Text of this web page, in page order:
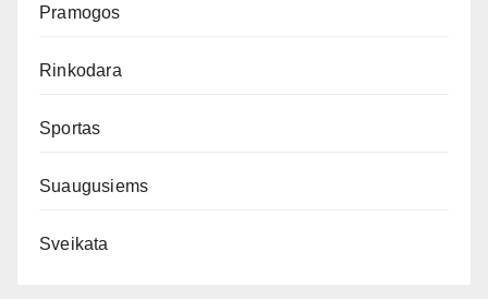
Pramogos
Rinkodara
Sportas
Suaugusiems
Sveikata